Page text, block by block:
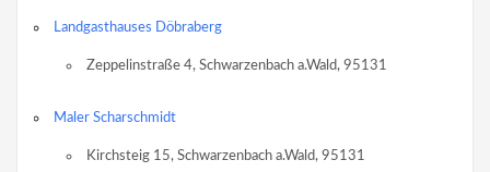
Landgasthauses Döbraberg
Zeppelinstraße 4, Schwarzenbach a.Wald, 95131
Maler Scharschmidt
Kirchsteig 15, Schwarzenbach a.Wald, 95131